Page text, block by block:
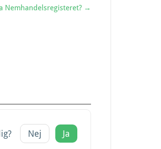
Nemhandelsregisteret? →
Nej Ja